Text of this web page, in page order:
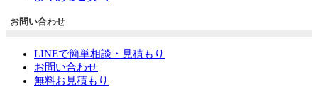
お問い合わせ
LINEで簡単相談・見積もり
お問い合わせ
無料お見積もり